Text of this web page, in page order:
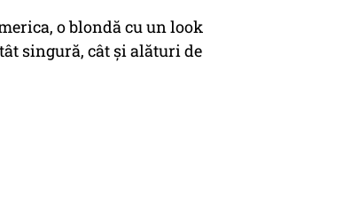
o blondă cu un look
singură, cât și alături de